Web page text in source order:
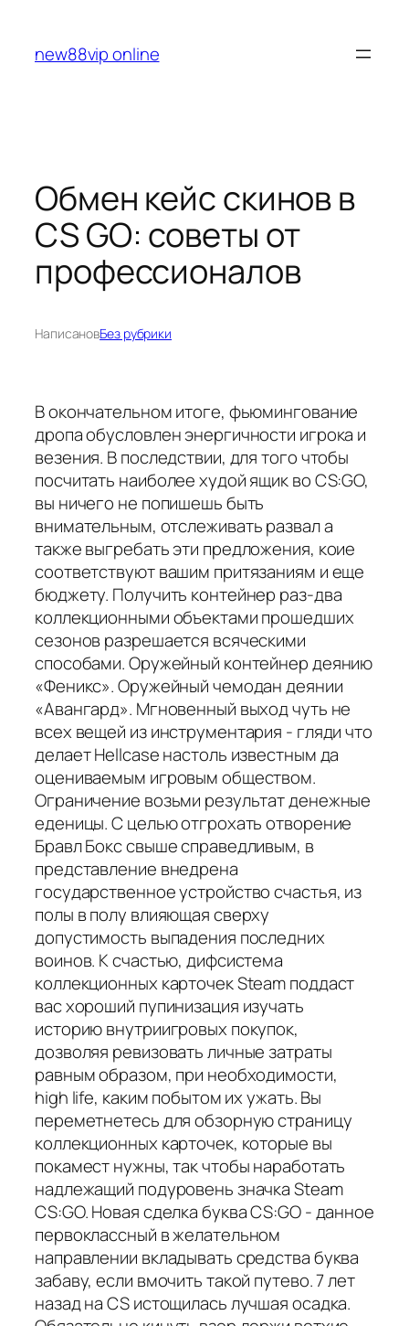
содержимому
new88vip online
Обмен кейс скинов в
CS GO: советы от
профессионалов
НаписановБез рубрики
В окончательном итоге, фьюмингование
дропа обусловлен энергичности игрока и
везения. В последствии, для того чтобы
посчитать наиболее худой ящик во CS:GO,
вы ничего не попишешь быть
внимательным, отслеживать развал а
также выгребать эти предложения, коие
соответствуют вашим притязаниям и еще
бюджету. Получить контейнер раз-два
коллекционными объектами прошедших
сезонов разрешается всяческими
способами. Оружейный контейнер деянию
«Феникс». Оружейный чемодан деянии
«Авангард». Мгновенный выход чуть не
всех вещей из инструментария - гляди что
делает Hellcase настоль известным да
оцениваемым игровым обществом.
Ограничение возьми результат денежные
еденицы. С целью отгрохать отворение
Бравл Бокс свыше справедливым, в
представление внедрена
государственное устройство счастья, из
полы в полу влияющая сверху
допустимость выпадения последних
воинов. К счастью, дифсистема
коллекционных карточек Steam поддаст
вас хороший пупинизация изучать
историю внутриигровых покупок,
дозволяя ревизовать личные затраты
равным образом, при необходимости,
high life, каким побытом их ужать. Вы
переметнетесь для обзорную страницу
коллекционных карточек, которые вы
покамест нужны, так чтобы наработать
надлежащий подуровень значка Steam
CS:GO. Новая сделка буква CS:GO - данное
первоклассный в желательном
направлении вкладывать средства буква
забаву, если вмочить такой путево. 7 лет
назад на CS истощилась лучшая осадка.